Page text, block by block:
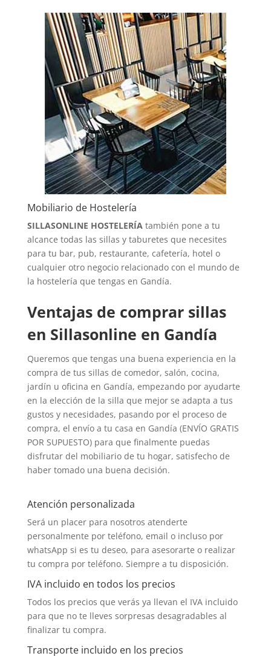
Mobiliario de Hostelería
SILLASONLINE HOSTELERÍAtambién pone a tu
alcance todas las sillas y taburetes que necesites
para tu bar, pub, restaurante, cafetería, hotel o
cualquier otro negocio relacionado con el mundo de
la hostelería que tengas en Gandía.
Ventajas de comprar sillas
en Sillasonline en Gandía
Queremos que tengas una buena experiencia en la
compra de tus sillas de comedor, salón, cocina,
jardín u oficina en Gandía, empezando por ayudarte
en la elección de la silla que mejor se adapta a tus
gustos y necesidades, pasando por el proceso de
compra, el envío a tu casa en Gandía (ENVÍO GRATIS
POR SUPUESTO) para que finalmente puedas
disfrutar del mobiliario de tu hogar, satisfecho de
haber tomado una buena decisión.
Atención personalizada
Será un placer para nosotros atenderte
personalmente por teléfono, email o incluso por
whatsApp si es tu deseo, para asesorarte o realizar
tu compra por teléfono. Siempre a tu disposición.
IVA incluido en todos los precios
Todos los precios que verás ya llevan el IVA incluido
para que no te lleves sorpresas desagradables al
finalizar tu compra.
Transporte incluido en los precios